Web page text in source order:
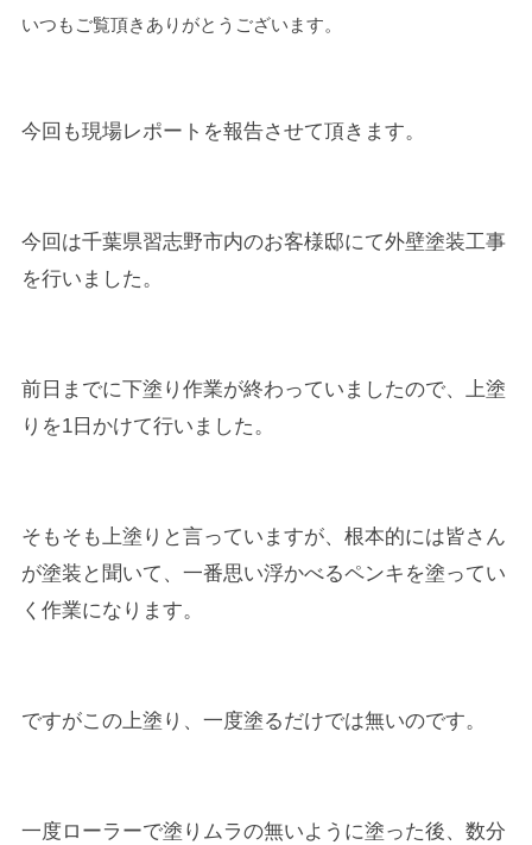
いつもご覧頂きありがとうございます。
今回も現場レポートを報告させて頂きます。
今回は千葉県習志野市内のお客様邸にて外壁塗装工事
を行いました。
前日までに下塗り作業が終わっていましたので、上塗
りを1日かけて行いました。
そもそも上塗りと言っていますが、根本的には皆さん
が塗装と聞いて、一番思い浮かべるペンキを塗ってい
く作業になります。
ですがこの上塗り、一度塗るだけでは無いのです。
一度ローラーで塗りムラの無いように塗った後、数分